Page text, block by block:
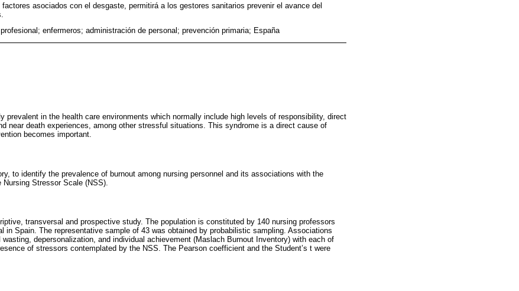
asociados con el desgaste, permitirá a los gestores sanitarios prevenir el avance del
enfermeros; administración de personal; prevención primaria; España
prevalent in the health care environments which normally include high levels of responsibility, direct
near death experiences, among other stressful situations. This syndrome is a direct cause of
becomes important.
to identify the prevalence of burnout among nursing personnel and its associations with the
Stressor Scale (NSS).
transversal and prospective study. The population is constituted by 140 nursing professors
in Spain. The representative sample of 43 was obtained by probabilistic sampling. Associations
wasting, depersonalization, and individual achievement (Maslach Burnout Inventory) with each of
of stressors contemplated by the NSS. The Pearson coefficient and the Student’s t were